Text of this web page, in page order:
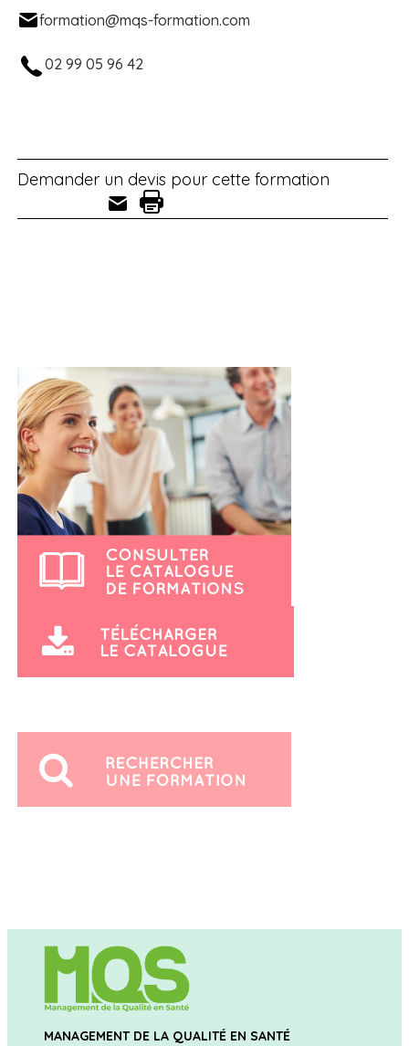
formation@mqs-formation.com
02 99 05 96 42
Demander un devis pour cette formation
MANAGEMENT DE LA QUALITÉ EN SANTÉ